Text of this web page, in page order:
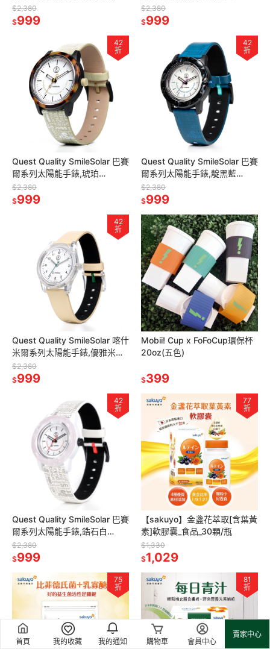
首頁 我的收藏 我的通知 購物車 會員中心
賣家中心
Medium,35mm
$2,380
$999
Medium,35mm
$2,380
$999
42
折
Quest Quality SmileSolar 巴賽
爾系列太陽能手錶,琥珀
米,35mm
$2,380
$999
42
折
Quest Quality SmileSolar 巴賽
爾系列太陽能手錶,靛黑藍
Small,35mm
$2,380
$999
42
折
Quest Quality SmileSolar 喀什
米爾系列太陽能手錶,優雅米
Medium,35mm
$2,380
$999
Mobii! Cup x FoFoCup環保杯
20oz(五色)
$399
42
折
Quest Quality SmileSolar 巴賽
爾系列太陽能手錶,鋯石白
Small,35mm
$2,380
$999
77
折
【sakuyo】金盞花萃取[含葉黃
素]軟膠囊_食品_30顆/瓶
$1,330
$1,029
75
折
81
折